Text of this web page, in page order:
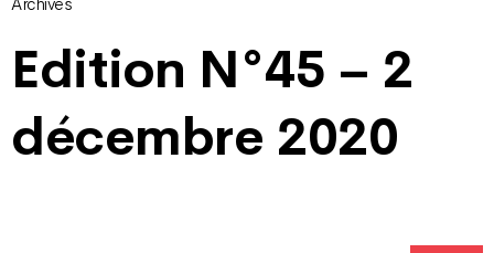
Archives
Edition N°45 – 2
décembre 2020
Navigation
des
articles